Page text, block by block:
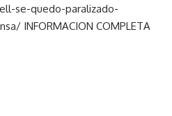
se-quedo-paralizado-
INFORMACION COMPLETA